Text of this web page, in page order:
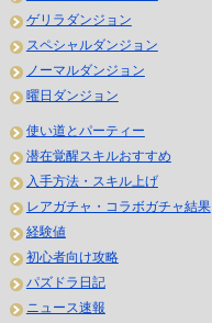
ゲリラダンジョン
スペシャルダンジョン
ノーマルダンジョン
曜日ダンジョン
使い道とパーティー
潜在覚醒スキルおすすめ
入手方法・スキル上げ
レアガチャ・コラボガチャ結果
経験値
初心者向け攻略
パズドラ日記
ニュース速報